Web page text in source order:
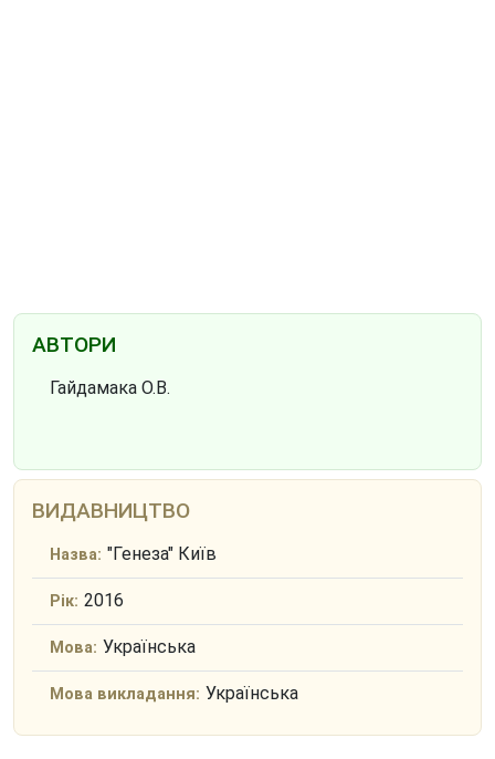
АВТОРИ
Гайдамака О.В.
ВИДАВНИЦТВО
Назва: "Генеза" Київ
Рік: 2016
Мова: Українська
Мова викладання: Українська